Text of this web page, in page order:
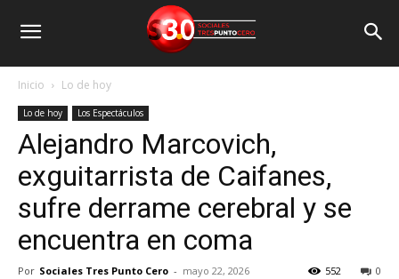
Inicio Lo de hoy
Lo de hoy Los Espectáculos
Alejandro Marcovich,
exguitarrista de Caifanes,
sufre derrame cerebral y se
encuentra en coma
Por Sociales Tres Punto Cero - mayo 22, 2026 0
552